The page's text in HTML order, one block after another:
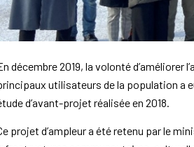
décembre 2019, la volonté
utilisateurs de la population a
d’avant-projet réalisée en 2018.
projet d’ampleur a été retenu par le